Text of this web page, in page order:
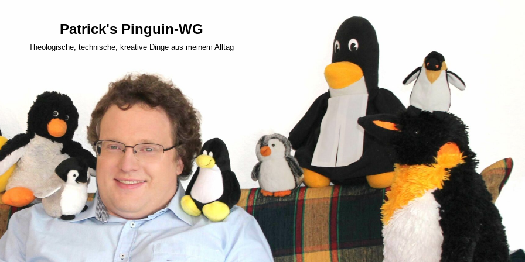
Patrick's Pinguin-WG
Theologische, technische, kreative Dinge aus meinem Alltag